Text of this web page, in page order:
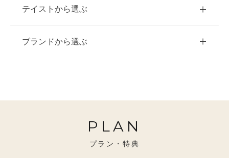
ご購入
10万円台以下
20万円～26万円未満
26万円～31万円未満
テイストから選ぶ
クラシック
クール
ブランドから選ぶ
イエベ秋におすすめ
ブルべ夏におすすめPLAN
プラン・特典